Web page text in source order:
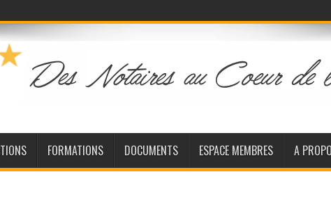
FORMATIONS DOCUMENTS ESPACE MEMBRES A